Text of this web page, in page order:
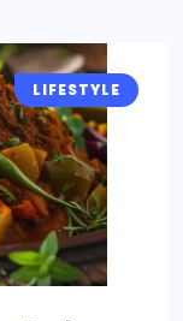
LIFESTYLE